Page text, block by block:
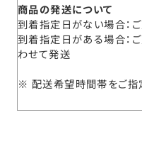
商品の発送について
到着指定日がない場合：
到着指定日がある場合：
わせて発送
配送希望時間帯をご指